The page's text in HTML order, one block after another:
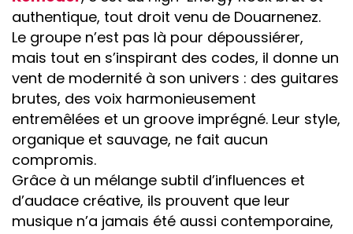
authentique, tout droit venu de Douarnenez.
Le groupe n’est pas là pour dépoussiérer,
mais tout en s’inspirant des codes, il donne un
vent de modernité à son univers : des guitares
brutes, des voix harmonieusement
entremêlées et un groove imprégné. Leur style,
organique et sauvage, ne fait aucun
compromis.
Grâce à un mélange subtil d’influences et
d’audace créative, ils prouvent que leur
musique n’a jamais été aussi contemporaine,